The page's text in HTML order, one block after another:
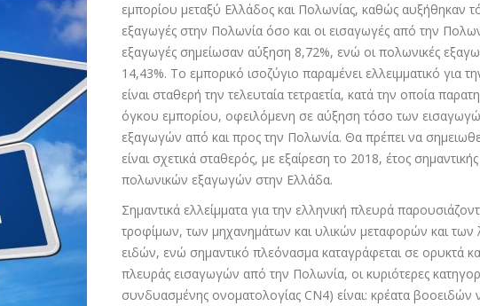
εµπορίου µεταξύ Ελλάδος και Πολωνίας, καθώς αυξήθηκαν
εξαγωγές στην Πολωνία όσο και οι εισαγωγές από την
εξαγωγές σηµείωσαν αύξηση 8,72%, ενώ οι πολωνικές
14,43%. Το εµπορικό ισοζύγιο παραµένει ελλειµµατικό για
είναι σταθερή την τελευταία τετραετία, κατά την οποία
όγκου εµπορίου, οφειλόµενη σε αύξηση τόσο των
εξαγωγών από και προς την Πολωνία. Θα πρέπει να
είναι σχετικά σταθερός, µε εξαίρεση το 2018, έτος
πολωνικών εξαγωγών στην Ελλάδα.
Σηµαντικά ελλείµµατα για την ελληνική πλευρά
τροφίµων, των µηχανηµάτων και υλικών µεταφορών και των
ειδών, ενώ σηµαντικό πλεόνασµα καταγράφεται σε ορυκτά
πλευράς εισαγωγών από την Πολωνία, οι κυριότερες
συνδυασµένης ονοµατολογίας CN4) είναι: κρέατα